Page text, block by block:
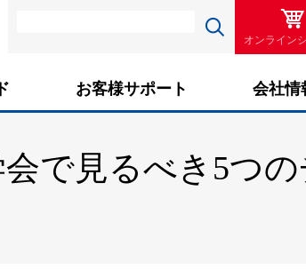
検索
オンライン
お客様サポート 会社情
で見るべき5つの